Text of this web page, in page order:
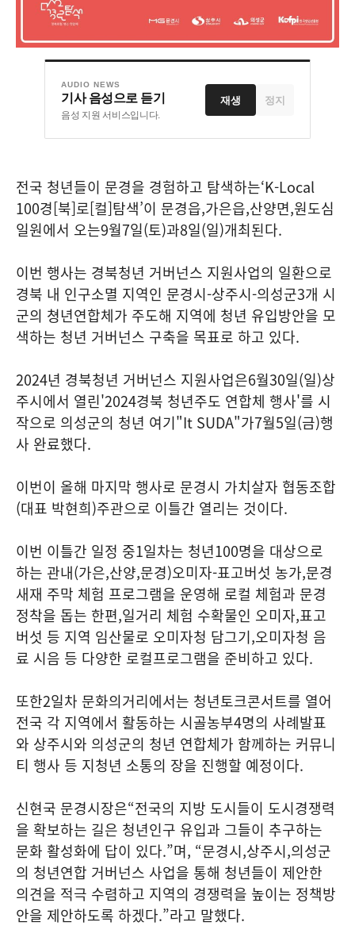
AUDIO NEWS
기사 음성으로 듣기
음성 지원 서비스입니다.
재생 정지
전국 청년들이 문경을 경험하고 탐색하는‘K-Local
100경[북]로[컬]탐색’이 문경읍,가은읍,산양면,원도심
일원에서 오는9월7일(토)과8일(일)개최된다.
이번 행사는 경북청년 거버넌스 지원사업의 일환으로
경북 내 인구소멸 지역인 문경시-상주시-의성군3개 시
군의 쳥년연합체가 주도해 지역에 청년 유입방안을 모
색하는 청년 거버넌스 구축을 목표로 하고 있다.
2024년 경북청년 거버넌스 지원사업은6월30일(일)상
주시에서 열린'2024경북 청년주도 연합체 행사'를 시
작으로 의성군의 청년 여기"It SUDA"가7월5일(금)행
사 완료했다.
이번이 올해 마지막 행사로 문경시 가치살자 협동조합
(대표 박현희)주관으로 이틀간 열리는 것이다.
이번 이틀간 일정 중1일차는 청년100명을 대상으로
하는 관내(가은,산양,문경)오미자-표고버섯 농가,문경
새재 주막 체험 프로그램을 운영해 로컬 체험과 문경
정착을 돕는 한편,일거리 체험 수확물인 오미자,표고
버섯 등 지역 임산물로 오미자청 담그기,오미자청 음
료 시음 등 다양한 로컬프로그램을 준비하고 있다.
또한2일차 문화의거리에서는 청년토크콘서트를 열어
전국 각 지역에서 활동하는 시골농부4명의 사례발표
와 상주시와 의성군의 청년 연합체가 함께하는 커뮤니
티 행사 등 지청년 소통의 장을 진행할 예정이다.
신현국 문경시장은“전국의 지방 도시들이 도시경쟁력
을 확보하는 길은 청년인구 유입과 그들이 추구하는
문화 활성화에 답이 있다.”며, “문경시,상주시,의성군
의 청년연합 거버넌스 사업을 통해 청년들이 제안한
의견을 적극 수렴하고 지역의 경쟁력을 높이는 정책방
안을 제안하도록 하겠다.”라고 말했다.